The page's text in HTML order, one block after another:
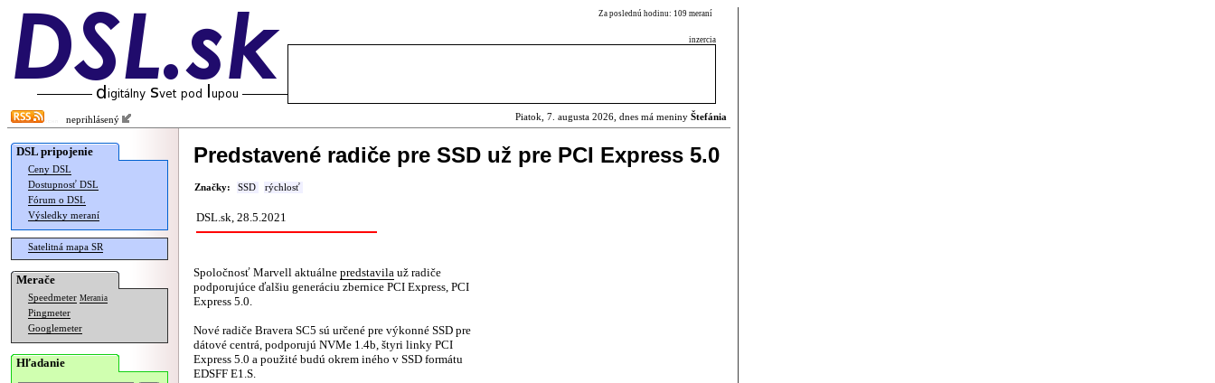
Za poslednú hodinu: 109 meraní
inzercia
neprihlásený Piatok, 7. augusta 2026, dnes má meniny Štefánia
DSL pripojenie
Ceny DSL
Dostupnosť DSL
Fórum o DSL
Výsledky meraní
Satelitná mapa SR
Merače
Speedmeter Merania
Pingmeter
Googlemeter
Hľadanie
Predstavené radiče pre SSD už pre PCI Express 5.0
Značky: SSD rýchlosť
DSL.sk, 28.5.2021
Spoločnosť Marvell aktuálne predstavila už radiče
podporujúce ďalšiu generáciu zbernice PCI Express, PCI
Express 5.0.
Nové radiče Bravera SC5 sú určené pre výkonné SSD pre
dátové centrá, podporujú NVMe 1.4b, štyri linky PCI
Express 5.0 a použité budú okrem iného v SSD formátu
EDSFF E1.S.